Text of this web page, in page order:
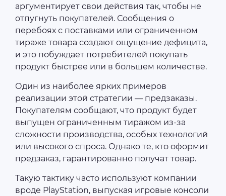
аргументирует свои действия так, чтобы не
отпугнуть покупателей. Сообщения о
перебоях с поставками или ограниченном
тираже товара создают ощущение дефицита,
и это побуждает потребителей покупать
продукт быстрее или в большем количестве.
Один из наиболее ярких примеров
реализации этой стратегии — предзаказы.
Покупателям сообщают, что продукт будет
выпущен ограниченным тиражом из-за
сложности производства, особых технологий
или высокого спроса. Однако те, кто оформит
предзаказ, гарантированно получат товар.
Такую тактику часто используют компании
вроде PlayStation, выпуская игровые консоли